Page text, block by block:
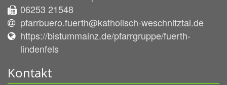
06253 21548
pfarrbuero.fuerth@katholisch-weschnitztal.de
https://bistummainz.de/pfarrgruppe/fuerth-
lindenfels
Kontakt